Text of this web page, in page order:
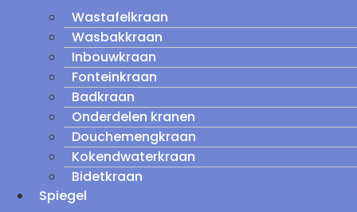
Wastafelkraan
Wasbakkraan
Inbouwkraan
Fonteinkraan
Badkraan
Onderdelen kranen
Douchemengkraan
Kokendwaterkraan
Bidetkraan
Spiegel